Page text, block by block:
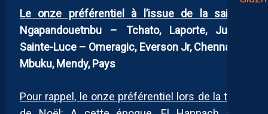
Le onze préférentiel à l’issue de la saison
Ngapandouetnbu – Tchato, Laporte, Jullien,
Sainte-Luce – Omeragic, Everson Jr, Chennahi –
Mbuku, Mendy, Pays
Pour rappel, le onze préférentiel lors de la trêve